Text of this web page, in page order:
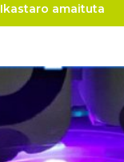
Ikastaro amaituta